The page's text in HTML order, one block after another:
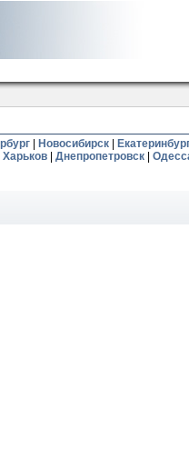
| Новосибирск|
Харьков| Днепропетровск|